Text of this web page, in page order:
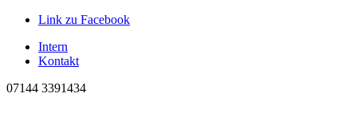
Link zu Facebook
Intern
Kontakt
07144 3391434